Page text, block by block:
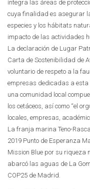
integra las áreas de
cuya finalidad es asegurar
especies y los hábitats
impacto de las actividades
La declaración de Lugar
Carta de Sostenibilidad de
voluntario de respeto a la
empresas dedicadas a esta
una comunidad local
los cetáceos, así como “el
locales, empresas,
La franja marina Teno-
2019 Punto de Esperanza
Mission Blue por su riqueza
abarcó las aguas de La
COP25 de Madrid.